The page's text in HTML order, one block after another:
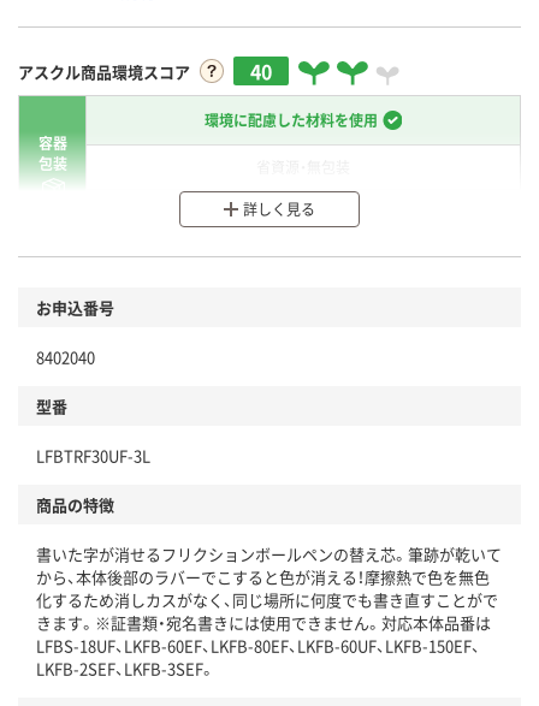
アスクル商品環境スコア 40
容器
包装
環境に配慮した材料を使用
分別・リサイクルしやすい設計
商品
本体
仕組
この商品の環境配慮ポイントです。下記商品詳細「
アスクル商品環境スコア詳細／加点項目
」で確認できます。
詳しく見る
お申込番号
8402040
型番
LFBTRF30UF-3L
商品の特徴
書いた字が消せるフリクションボールペンの替え芯。筆跡が乾いて
から、本体後部のラバーでこすると色が消える！摩擦熱で色を無色
化するため消しカスがなく、同じ場所に何度でも書き直すことがで
きます。※証書類・宛名書きには使用できません。対応本体品番は
LFBS-18UF、LKFB-60EF、LKFB-80EF、LKFB-60UF、LKFB-150EF、
LKFB-2SEF、LKFB-3SEF。